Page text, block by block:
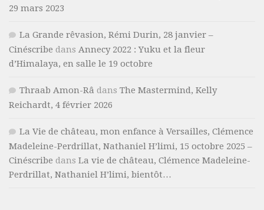
29 mars 2023
La Grande rêvasion, Rémi Durin, 28 janvier –
Cinéscribe dans Annecy 2022 : Yuku et la fleur
d’Himalaya, en salle le 19 octobre
Thraab Amon-Râ dans The Mastermind, Kelly
Reichardt, 4 février 2026
La Vie de château, mon enfance à Versailles, Clémence
Madeleine-Perdrillat, Nathaniel H’limi, 15 octobre 2025 –
Cinéscribe dans La vie de château, Clémence Madeleine-
Perdrillat, Nathaniel H’limi, bientôt…